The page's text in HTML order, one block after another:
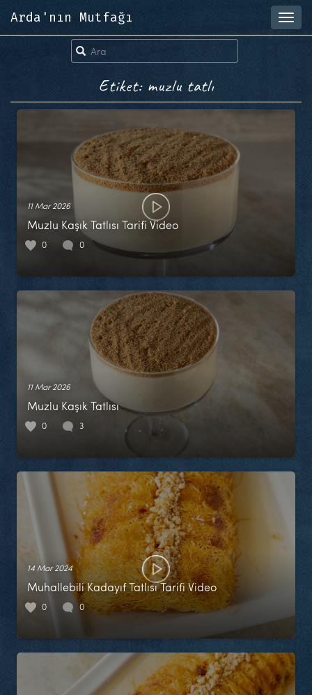
Arda'nın Mutfağı
Etiket: muzlu tatlı
11 Mar 2026
Muzlu Kaşık Tatlısı Tarifi Video
0 0
11 Mar 2026
Muzlu Kaşık Tatlısı
0 3
14 Mar 2024
Muhallebili Kadayıf Tatlısı Tarifi Video
0 0